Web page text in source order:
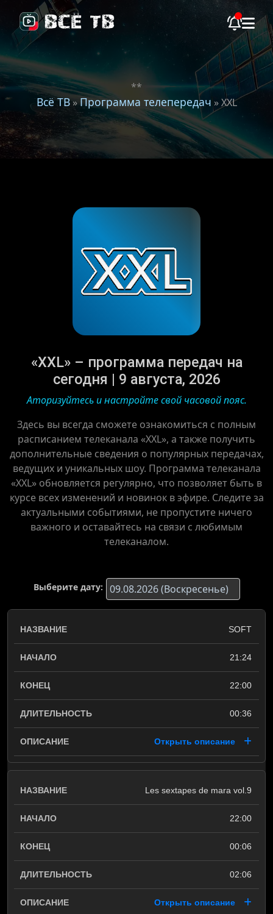
**
Всё ТВ»Программа телепередач » XXL
«XXL» – программа передач на
сегодня | 9 августа, 2026
Аторизуйтесь и настройте свой часовой пояс.
Здесь вы всегда сможете ознакомиться с полным
расписанием телеканала «XXL», а также получить
дополнительные сведения о популярных передачах,
ведущих и уникальных шоу. Программа телеканала
«XXL» обновляется регулярно, что позволяет быть в
курсе всех изменений и новинок в эфире. Следите за
актуальными событиями, не пропустите ничего
важного и оставайтесь на связи с любимым
телеканалом.
Выберите дату:
SOFT
21:24
22:00
00:36
Открыть описание
Les sextapes de mara vol.9
22:00
00:06
02:06
Открыть описание